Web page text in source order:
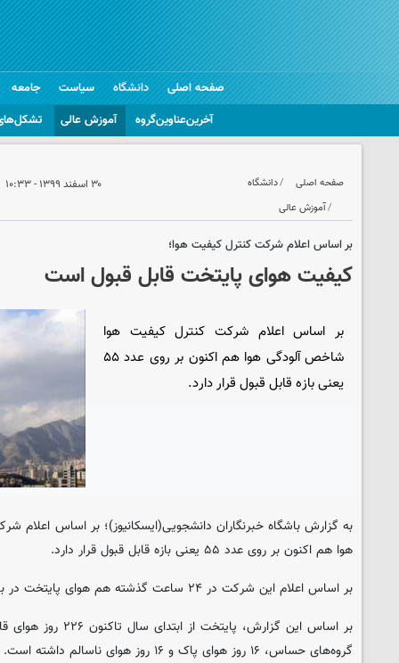
صفحه اصلی
دانشگاه
آخرین‌عناوین‌گروه
آموزش عالی
سیاست جامعه
صفحه اصلی
دانشگاه
آموزش عالی
۳۰ اسفند ۱۳۹۹ - ۱۰:۳۳
بر اساس اعلام شرکت کنترل کیفیت هوا؛
کیفیت هوای پایتخت قابل قبول است
بر اساس اعلام شرکت کنترل کیفیت هوا
شاخص آلودگی هوا هم اکنون بر روی عدد ۵۵
یعنی بازه قابل قبول قرار دارد.
به گزارش باشگاه خبرنگاران دانشجویی(ایسکانیوز)؛ بر اساس
هوا هم اکنون بر روی عدد ۵۵ یعنی بازه قابل قبول قرار دارد.
بر اساس اعلام این شرکت در ۲۴ ساعت گذشته هم هوای پایتخت در بازه قابل قبول با عدد ۸۷ قرار داشت.
گروه‌های حساس، ۱۶ روز هوای پاک و ۱۶ روز هوای ناسالم داشته است.